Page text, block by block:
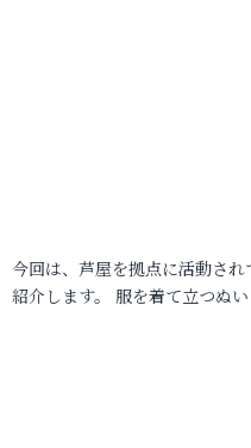
今回は、芦屋を拠点に活動さ
紹介します。 服を着て立つぬ